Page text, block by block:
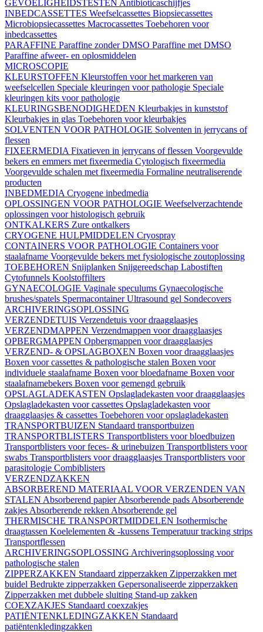
GEVOELIGHEIDSTESTEN Antibioticaschijfjes
INBEDCASSETTES Weefselcassettes Biopsiecassettes
Microbiopsiecassettes Macrocassettes Toebehoren voor
inbedcassettes
PARAFFINE Paraffine zonder DMSO Paraffine met DMSO
Paraffine afweer- en oplosmiddelen
MICROSCOPIE
KLEURSTOFFEN Kleurstoffen voor het markeren van
weefselcellen Speciale kleuringen voor pathologie Speciale
kleuringen kits voor pathologie
KLEURINGSBENODIGHEDEN Kleurbakjes in kunststof
Kleurbakjes in glas Toebehoren voor kleurbakjes
SOLVENTEN VOOR PATHOLOGIE Solventen in jerrycans of
flessen
FIXEERMEDIA Fixatieven in jerrycans of flessen Voorgevulde
bekers en emmers met fixeermedia Cytologisch fixeermedia
Voorgevulde schalen met fixeermedia Formaline neutraliserende
producten
INBEDMEDIA Cryogene inbedmedia
OPLOSSINGEN VOOR PATHOLOGIE Weefselverzachtende
oplossingen voor histologisch gebruik
ONTKALKERS Zure ontkalkers
CRYOGENE HULPMIDDELEN Cryospray
CONTAINERS VOOR PATHOLOGIE Containers voor
staalafname Voorgevulde bekers met fysiologische zoutoplossing
TOEBEHOREN Snijplanken Snijgereedschap Labostiften
Cytofunnels Koolstoffilters
GYNAECOLOGIE Vaginale speculums Gynaecologische
brushes/spatels SpermacontainerUltrasound gel Sondecovers
ARCHIVERINGSOPLOSSING
VERZENDETUIS Verzendetuis voor draagglaasjes
VERZENDMAPPEN Verzendmappen voor draagglaasjes
OPBERGMAPPEN Opbergmappen voor draagglaasjes
VERZEND- & OPSLAGBOXEN Boxen voor draagglaasjes
Boxen voor cassettes & pathologische stalen Boxen voor
individuele staalafname Boxen voor bloedafname Boxen voor
staalafnamebekers Boxen voor gemengd gebruik
OPSLAGLADEKASTEN Opslagladekasten voor draagglaasjes
Opslagladekasten voor cassettes Opslagladekasten voor
draagglaasjes & cassettes Toebehoren voor opslagladekasten
TRANSPORTBUIZEN Standaard transportbuizen
TRANSPORTBLISTERS Transportblisters voor bloedbuizen
Transportblisters voor feces- & urinebuizen Transportblisters voor
swabs Transportblisters voor draagglaasjes Transportblisters voor
parasitologie Combiblisters
VERZENDZAKKEN
ABSORBEREND MATERIAAL VOOR VERZENDEN VAN
STALEN Absorberend papierAbsorberende pads Absorberende
zakjes Absorberende rekken Absorberende gel
THERMISCHE TRANSPORTMIDDELEN Isothermische
draagtassen Koelelementen & -kussens Temperatuur tracking strips
Transportflessen
ARCHIVERINGSOPLOSSING Archiveringsoplossing voor
pathologische stalen
ZIPPERZAKKEN Standaard zipperzakken Zipperzakken met
buidel Bedrukte zipperzakken Gepersonaliseerde zipperzakken
Zipperzakken met dubbele sluiting Stand-up zakken
COEXZAKJES Standaard coexzakjes
PATIËNTENKLEDINGZAKKEN Standaard
patiëntenkledingzakken